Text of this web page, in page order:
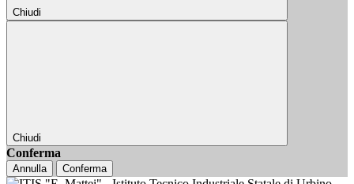
Chiudi
Chiudi
Conferma
Annulla Conferma